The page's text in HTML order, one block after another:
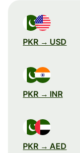
PKR → USD
PKR → INR
PKR → AED